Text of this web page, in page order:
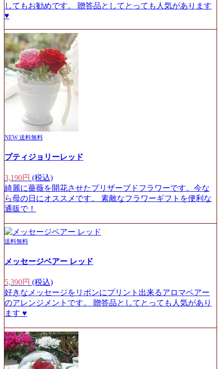
してもお勧めです。 贈答品としてとっても人気があります
♥
NEW 送料無料
プティジョリーレッド
3,190円 (税込)
綺麗に薔薇を開花させたプリザーブドフラワーです。今な
ら母の日にオススメです。 素敵なフラワーギフトを便利な
通販で！
送料無料
メッセージベアー レッド
5,390円 (税込)
好きなメッセージをリボンにプリント出来るアロマベアー
のアレンジメントです。 贈答品としてとっても人気があり
ます ♥